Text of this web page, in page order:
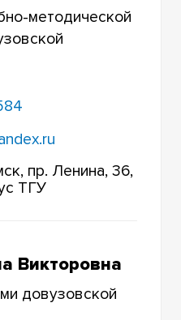
методической
пр. Ленина, 36,
ТГУ
Викторовна
довузовской